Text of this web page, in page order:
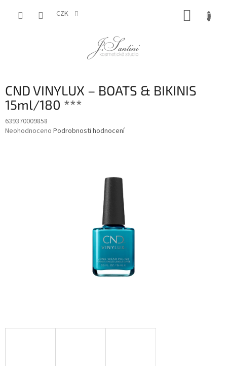
CZK
CND VINYLUX – BOATS & BIKINIS
15ml/180 ***
639370009858
Průměrné
Neohodnoceno Podrobnosti hodnocení